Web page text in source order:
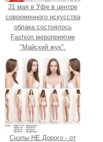
31 мая в Уфе в центре
современного искусства
облака состоялось
Fashion мероприятие
"Майский жук".
Снэпы НЕ Дорого - от